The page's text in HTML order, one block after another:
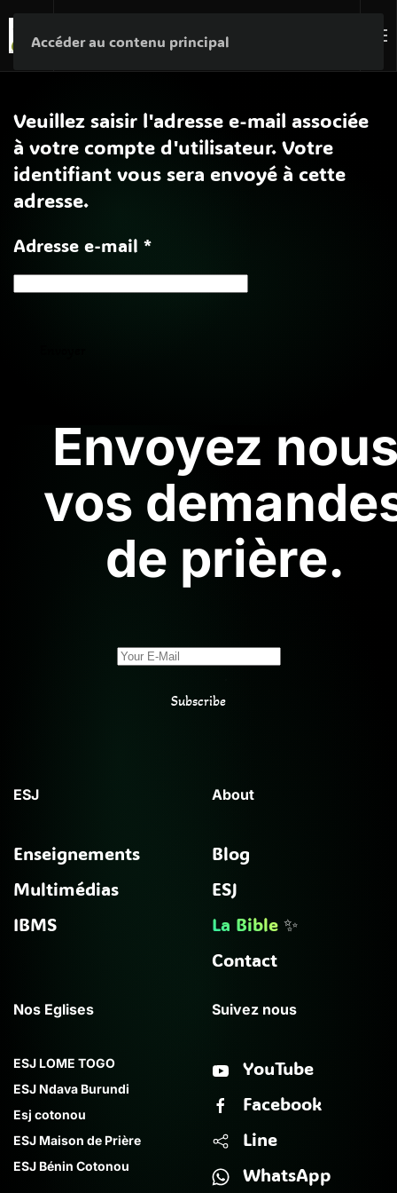
Accéder au contenu principal
Veuillez saisir l'adresse e-mail associée
à votre compte d'utilisateur. Votre
identifiant vous sera envoyé à cette
adresse.
Adresse e-mail *
Envoyez
vos
de prière.
Subscribe
ESJ
Enseignements
Multimédias
IBMS
About
Blog
ESJ
La Bible ✨
Contact
Nos Eglises
ESJ LOME TOGO
ESJ Ndava Burundi
Esj cotonou
ESJ Maison de Prière
ESJ Bénin Cotonou
Suivez nous
YouTube
Facebook
Line
WhatsApp